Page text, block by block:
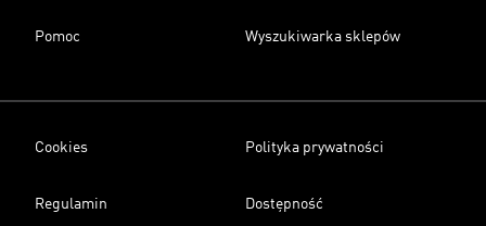
Pomoc Wyszukiwarka sklepów
Cookies Polityka prywatności
Regulamin Dostępność